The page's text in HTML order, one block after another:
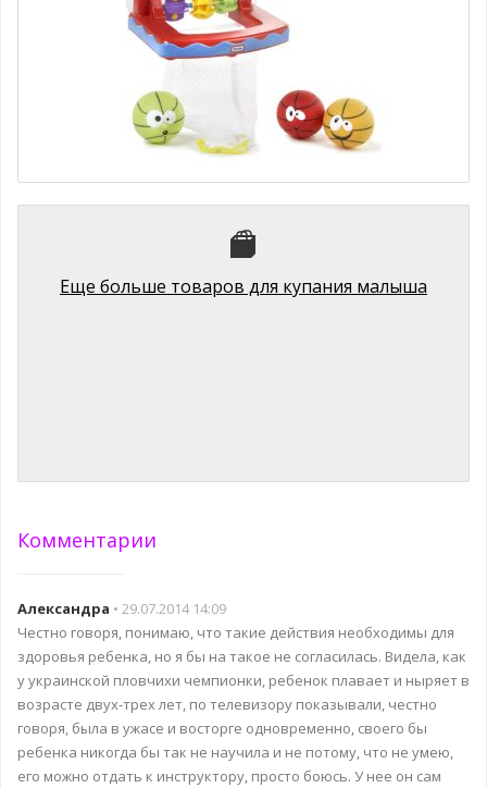
Little Tikes 605987 Литл Тайкс Набор Баскетбол Little Tikes
1079 руб.
Еще больше товаров для купания малыша
Комментарии
Александра • 29.07.2014 14:09
Честно говоря, понимаю, что такие действия необходимы для
здоровья ребенка, но я бы на такое не согласилась. Видела, как
у украинской пловчихи чемпионки, ребенок плавает и ныряет в
возрасте двух-трех лет, по телевизору показывали, честно
говоря, была в ужасе и восторге одновременно, своего бы
ребенка никогда бы так не научила и не потому, что не умею,
его можно отдать к инструктору, просто боюсь. У нее он сам